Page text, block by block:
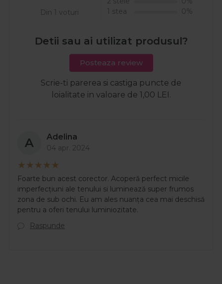
Din 1 voturi
1 stea
0%
Detii sau ai utilizat produsul?
Posteaza review
Scrie-ti parerea si castiga puncte de
loialitate in valoare de 1,00 LEI.
A Adelina
04 apr. 2024
Foarte bun acest corector. Acoperă perfect micile
imperfecțiuni ale tenului si luminează super frumos
zona de sub ochi. Eu am ales nuanța cea mai deschisă
pentru a oferi tenului luminiozitate.
Raspunde